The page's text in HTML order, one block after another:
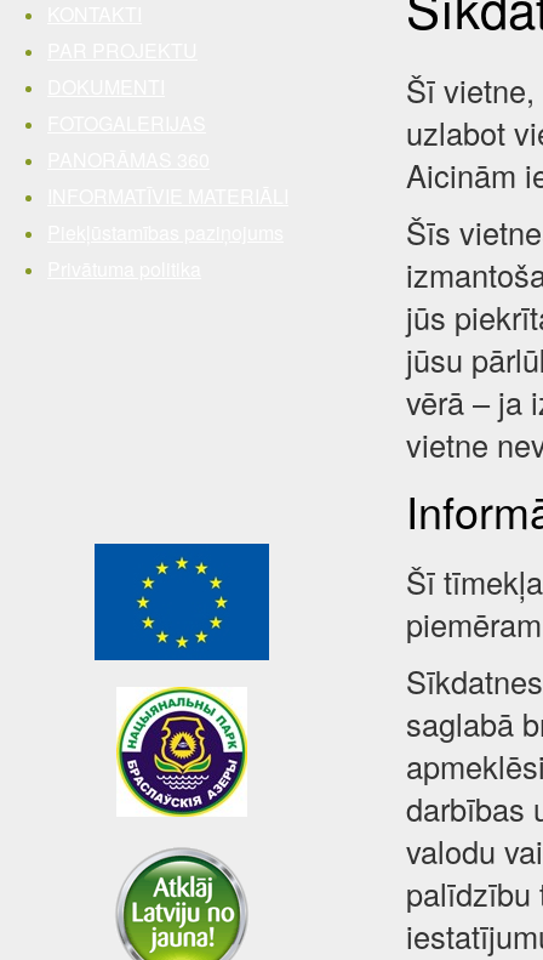
Šī
uzlabot
Aicinām
Šīs
jūs
jūsu
vērā – ja
vietne
Šī
saglabā
darbības
valodu
palīdzību